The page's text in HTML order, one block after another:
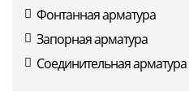
Фонтанная арматура
Запорная арматура
Соединительная арматура